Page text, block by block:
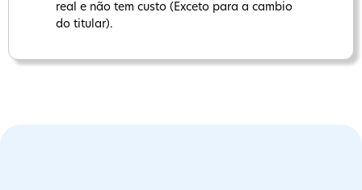
real e não tem custo (Exceto para a cambio
do titular).